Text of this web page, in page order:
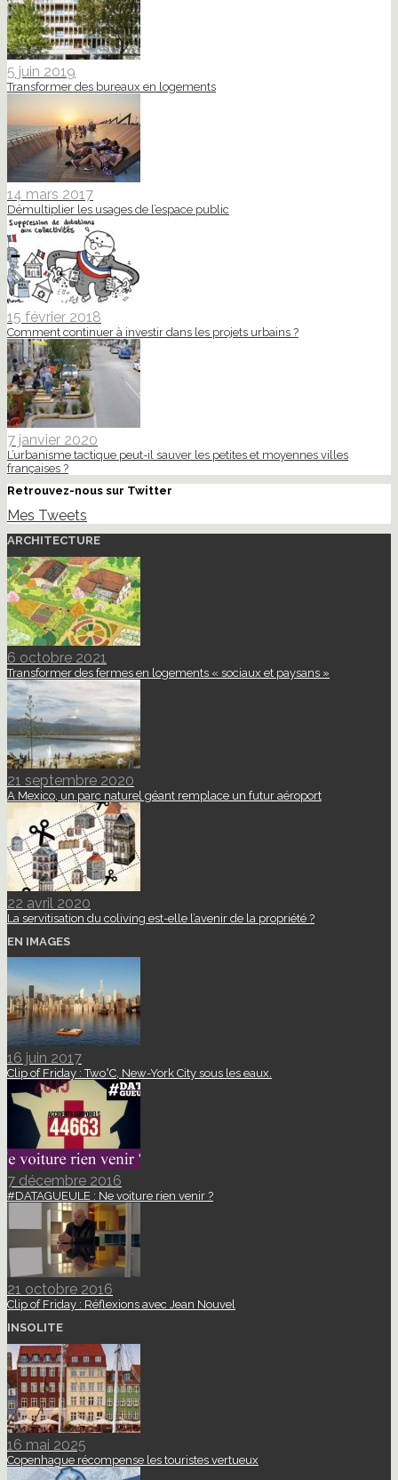
5 juin 2019
Transformer des bureaux en logements
14 mars 2017
Démultiplier les usages de l’espace public
15 février 2018
Comment continuer à investir dans les projets urbains ?
7 janvier 2020
L’urbanisme tactique peut-il sauver les petites et moyennes villes
françaises ?
Retrouvez-nous sur Twitter
Mes Tweets
ARCHITECTURE
6 octobre 2021
Transformer des fermes en logements « sociaux et paysans »
21 septembre 2020
A Mexico, un parc naturel géant remplace un futur aéroport
22 avril 2020
La servitisation du coliving est-elle l’avenir de la propriété ?
EN IMAGES
16 juin 2017
Clip of Friday : Two°C, New-York City sous les eaux.
7 décembre 2016
#DATAGUEULE : Ne voiture rien venir ?
21 octobre 2016
Clip of Friday : Réflexions avec Jean Nouvel
INSOLITE
16 mai 2025
Copenhague récompense les touristes vertueux